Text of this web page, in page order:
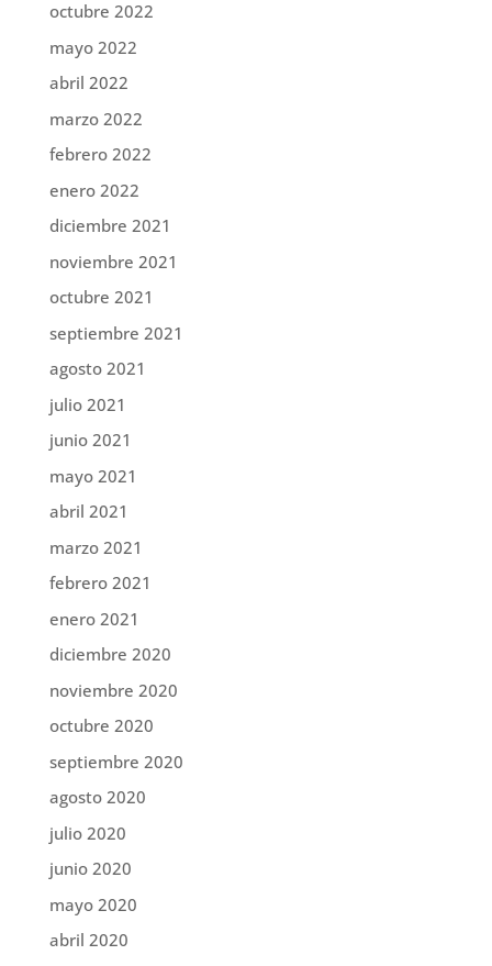
octubre 2022
mayo 2022
abril 2022
marzo 2022
febrero 2022
enero 2022
diciembre 2021
noviembre 2021
octubre 2021
septiembre 2021
agosto 2021
julio 2021
junio 2021
mayo 2021
abril 2021
marzo 2021
febrero 2021
enero 2021
diciembre 2020
noviembre 2020
octubre 2020
septiembre 2020
agosto 2020
julio 2020
junio 2020
mayo 2020
abril 2020